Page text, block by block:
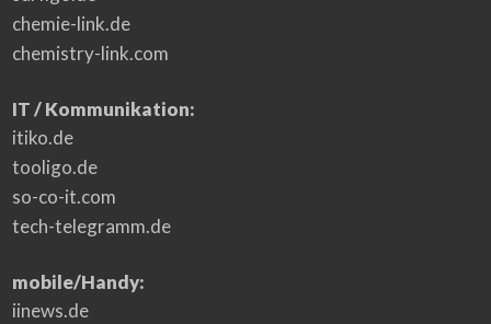
chemie-link.de
chemistry-link.com
IT / Kommunikation:
itiko.de
tooligo.de
so-co-it.com
tech-telegramm.de
mobile/Handy:
iinews.de